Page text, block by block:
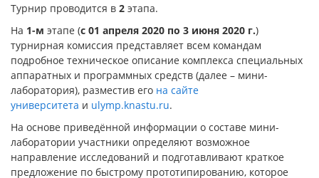
Турнир проводится в 2 этапа.
На 1-м этапе (с 01 апреля 2020 по 3 июня 2020 г.)
турнирная комиссия представляет всем командам
подробное техническое описание комплекса специальных
аппаратных и программных средств (далее – мини-
лаборатория), разместив его на сайте
университета и ulymp.knastu.ru.
На основе приведённой информации о составе мини-
лаборатории участники определяют возможное
направление исследований и подготавливают краткое
предложение по быстрому прототипированию, которое